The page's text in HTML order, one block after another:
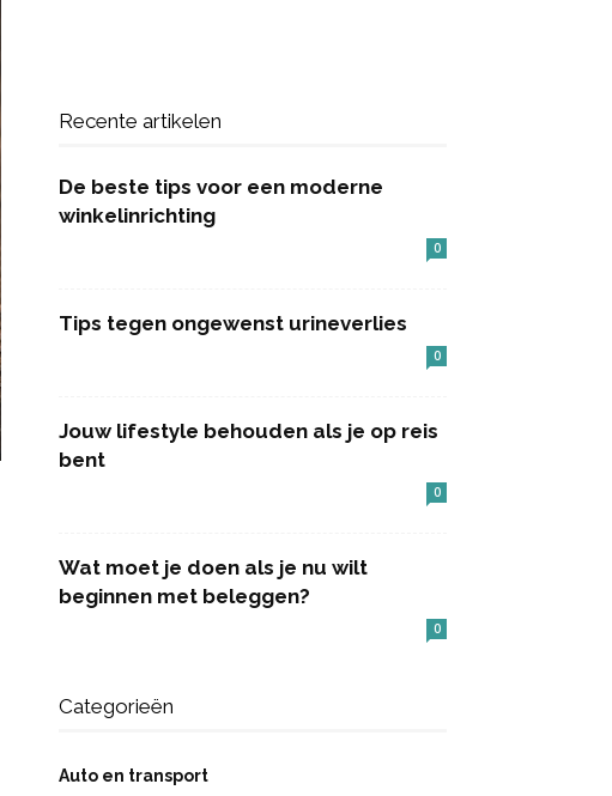
Recente artikelen
De beste tips voor een moderne
winkelinrichting
0
Tips tegen ongewenst urineverlies
0
Jouw lifestyle behouden als je op reis
bent
0
Wat moet je doen als je nu wilt
beginnen met beleggen?
0
Categorieën
Auto en transport